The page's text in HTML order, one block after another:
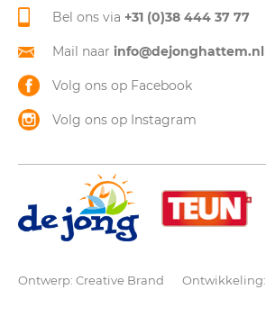
Bel ons via +31 (0)38 444 37 77
Mail naar info@dejonghattem.nl
Volg ons op Facebook
Volg ons op Instagram
Ontwerp: Creative Brand Ontwikkeling: